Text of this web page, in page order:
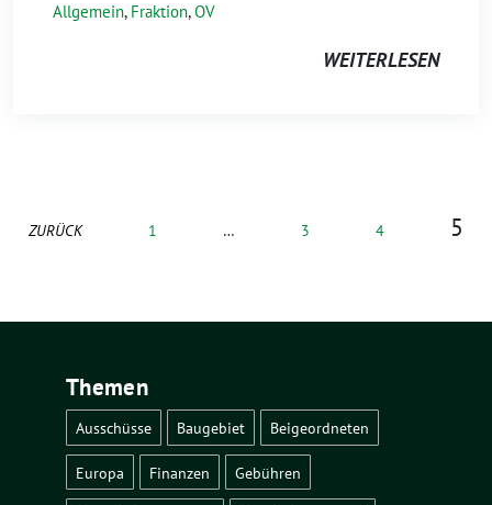
Allgemein, Fraktion,OV
WEITERLESEN
ZURÜCK 1 … 3 4 5
Themen
Ausschüsse Baugebiet Beigeordneten
Europa Finanzen Gebühren